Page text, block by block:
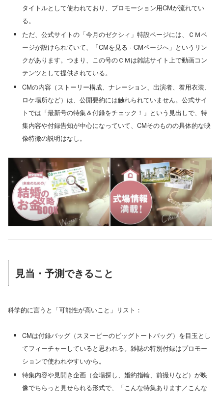
タイトルとして使われており、プロモーション用CMが流れてい
る。
ただ、公式サイトの「今月のゼクシィ」特設ページには、ＣＭペ
ージが設けられていて、「CMを見る · CMページへ」というリン
クがあります。つまり、この号のＣＭは雑誌サイト上で動画コン
テンツとして提供されている。
CMの内容（ストーリー構成、ナレーション、出演者、着用衣装、
ロケ場所など）は、公開要約には触れられていません。公式サイ
トでは「最新号の特集＆付録をチェック！」という見出しで、特
集内容や付録告知が中心になっていて、CMそのものの具体的な映
像特徴の説明はなし。
見当・予測できること
科学的に言うと「可能性が高いこと」リスト：
CMは付録バッグ（スヌーピーのビッグトートバッグ）を目玉とし
てフィーチャーしていると思われる。雑誌の特別付録はプロモー
ションで使われやすいから。
特集内容や見開き企画（会場探し、婚約指輪、前撮りなど）が映
像でちらっと見せられる形式で、「こんな特集あります／こんな